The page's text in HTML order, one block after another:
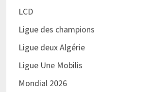
LCD
Ligue des champions
Ligue deux Algérie
Ligue Une Mobilis
Mondial 2026